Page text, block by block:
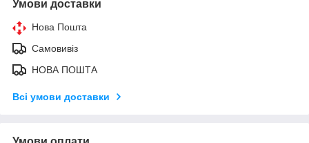
Умови доставки
Нова Пошта
Самовивіз
НОВА ПОШТА
Всі умови доставки